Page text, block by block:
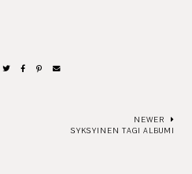
NEWER
SYKSYINEN TAGI ALBUMI